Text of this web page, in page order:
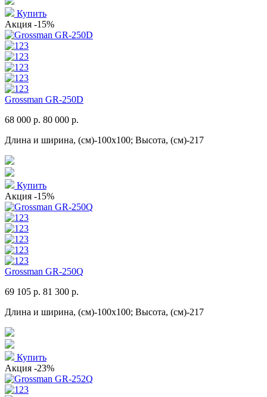
Купить
Акция -15%
Grossman GR-250D
68 000 р. 80 000 р.
Длина и ширина, (см)-100x100; Высота, (см)-217
Купить
Акция -15%
Grossman GR-250Q
69 105 р. 81 300 р.
Длина и ширина, (см)-100x100; Высота, (см)-217
Купить
Акция -23%